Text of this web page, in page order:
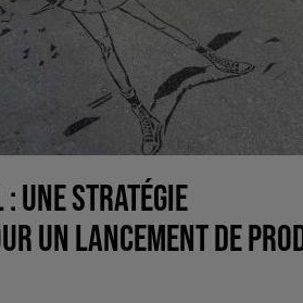
: une stratégie
un lancement de